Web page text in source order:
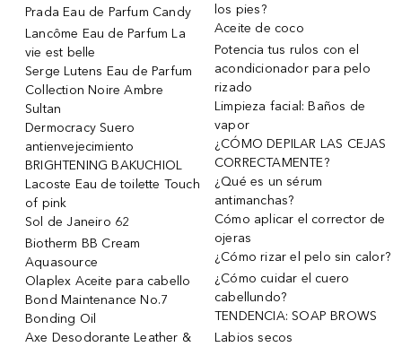
Prada Eau de Parfum Candy
Lancôme Eau de Parfum La
vie est belle
Serge Lutens Eau de Parfum
Collection Noire Ambre
Sultan
Dermocracy Suero
antienvejecimiento
BRIGHTENING BAKUCHIOL
Lacoste Eau de toilette Touch
of pink
Sol de Janeiro 62
Biotherm BB Cream
Aquasource
Olaplex Aceite para cabello
Bond Maintenance No.7
Bonding Oil
Axe Desodorante Leather &
los pies?
Aceite de coco
Potencia tus rulos con el
acondicionador para pelo
rizado
Limpieza facial: Baños de
vapor
¿CÓMO DEPILAR LAS CEJAS
CORRECTAMENTE?
¿Qué es un sérum
antimanchas?
Cómo aplicar el corrector de
ojeras
¿Cómo rizar el pelo sin calor?
¿Cómo cuidar el cuero
cabellundo?
TENDENCIA: SOAP BROWS
Labios secos